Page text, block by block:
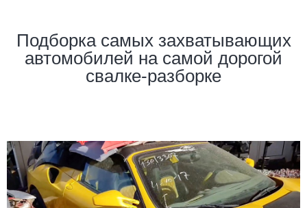
Подборка самых захватывающих
автомобилей на самой дорогой
свалке-разборке